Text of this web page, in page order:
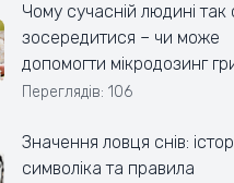
Чому сучасній людині так
зосередитися – чи може
допомогти мікродозинг
Переглядів: 106
Значення ловця снів:
символіка та правила